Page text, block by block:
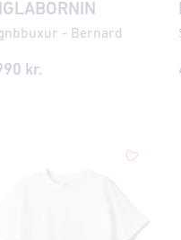
- Bernard
kr.